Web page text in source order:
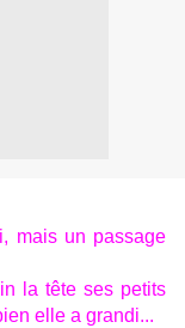
mais un passage
la tête ses petits
elle a grandi...